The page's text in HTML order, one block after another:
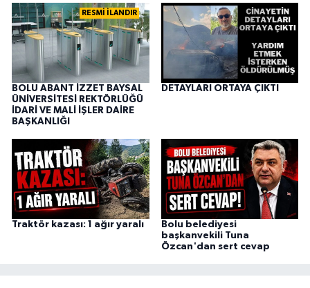
RESMİ İLANDIR
BOLU ABANT İZZET BAYSAL
ÜNİVERSİTESİ REKTÖRLÜĞÜ
İDARİ VE MALİ İŞLER DAİRE
BAŞKANLIĞI
DETAYLARI ORTAYA ÇIKTI
Traktör kazası: 1 ağır yaralı
Bolu belediyesi
başkanvekili Tuna
Özcan'dan sert cevap